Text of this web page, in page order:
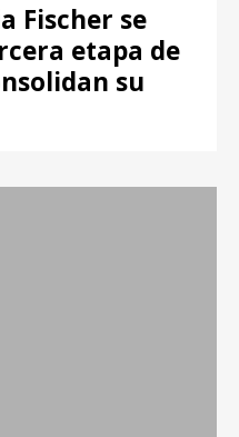
Fischer se
etapa de
su